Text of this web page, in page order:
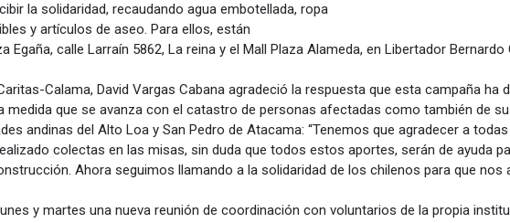
la solidaridad, recaudando agua embotellada, ropa
y artículos de aseo. Para ellos, están
Egaña, calle Larraín 5862, La reina y el Mall Plaza Alameda, en Libertador Bernardo
Calama, David Vargas Cabana agradeció la respuesta que esta campaña
que se avanza con el catastro de personas afectadas como también de
andinas del Alto Loa y San Pedro de Atacama: “Tenemos que agradecer a
colectas en las misas, sin duda que todos estos aportes, serán de ayuda
Ahora seguimos llamando a la solidaridad de los chilenos para que nos
y martes una nueva reunión de coordinación con voluntarios de la propia